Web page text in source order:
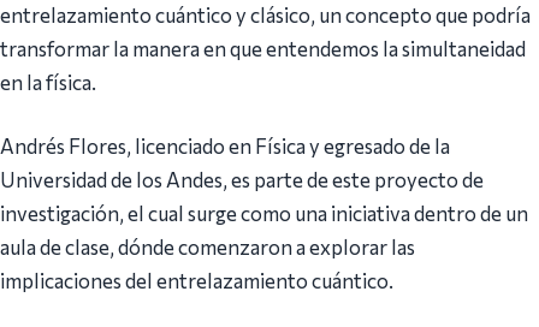
entrelazamiento cuántico y clásico, un concepto que podría
transformar la manera en que entendemos la simultaneidad
en la física.
Andrés Flores, licenciado en Física y egresado de la
Universidad de los Andes, es parte de este proyecto de
investigación, el cual surge como una iniciativa dentro de un
aula de clase, dónde comenzaron a explorar las
implicaciones del entrelazamiento cuántico.